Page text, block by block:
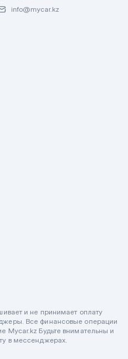
info@mycar.kz
и не принимает оплату
Все финансовые операции
Mycar.kz Будьте внимательны и
в мессенджерах.